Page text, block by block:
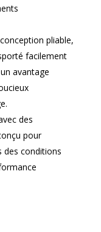
pliable,
facilement
avantage
des
pour
des conditions